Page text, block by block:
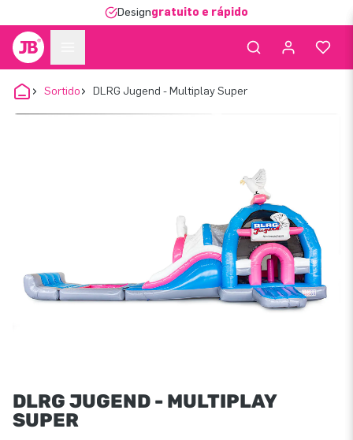
Designgratuito e rápido
Sortido DLRG Jugend - Multiplay Super
DLRG JUGEND - MULTIPLAY
SUPER